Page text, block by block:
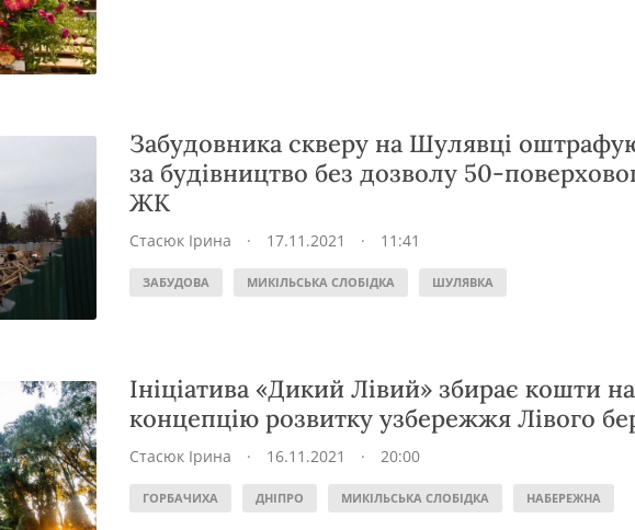
Забудовника скверу на Шулявці
за будівництво без дозволу 50-
ЖК
Стасюк Ірина · 17.11.2021 · 11:41
ЗАБУДОВА МИКІЛЬСЬКА СЛОБІДКА ШУЛЯВКА
Ініціатива «Дикий Лівий» збирає кошти на
концепцію розвитку узбережжя Лівого
Стасюк Ірина · 16.11.2021 · 20:00
ГОРБАЧИХА ДНІПРО МИКІЛЬСЬКА СЛОБІДКА НАБЕРЕЖНА